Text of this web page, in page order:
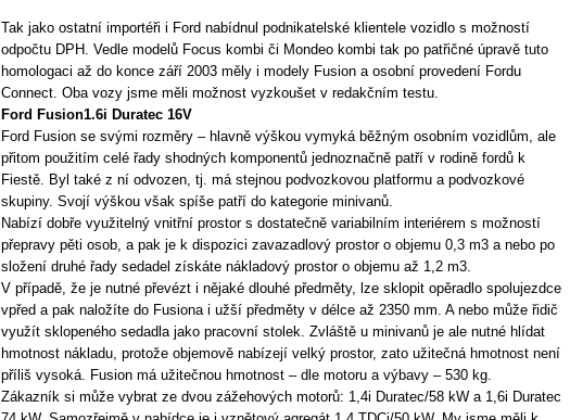
Tak jako ostatní importéři i Ford nabídnul podnikatelské klientele vozidlo s možností
odpočtu DPH. Vedle modelů Focus kombi či Mondeo kombi tak po patřičné úpravě tuto
homologaci až do konce září 2003 měly i modely Fusion a osobní provedení Fordu
Connect. Oba vozy jsme měli možnost vyzkoušet v redakčním testu.
Ford Fusion1.6i Duratec 16V
Ford Fusion se svými rozměry – hlavně výškou vymyká běžným osobním vozidlům, ale
přitom použitím celé řady shodných komponentů jednoznačně patří v rodině fordů k
Fiestě. Byl také z ní odvozen, tj. má stejnou podvozkovou platformu a podvozkové
skupiny. Svojí výškou však spíše patří do kategorie minivanů.
Nabízí dobře využitelný vnitřní prostor s dostatečně variabilním interiérem s možností
přepravy pěti osob, a pak je k dispozici zavazadlový prostor o objemu 0,3 m3 a nebo po
složení druhé řady sedadel získáte nákladový prostor o objemu až 1,2 m3.
V případě, že je nutné převézt i nějaké dlouhé předměty, lze sklopit opěradlo spolujezdce
vpřed a pak naložíte do Fusiona i užší předměty v délce až 2350 mm. A nebo může řidič
využít sklopeného sedadla jako pracovní stolek. Zvláště u minivanů je ale nutné hlídat
hmotnost nákladu, protože objemově nabízejí velký prostor, zato užitečná hmotnost není
příliš vysoká. Fusion má užitečnou hmotnost – dle motoru a výbavy – 530 kg.
Zákazník si může vybrat ze dvou zážehových motorů: 1,4i Duratec/58 kW a 1,6i Duratec